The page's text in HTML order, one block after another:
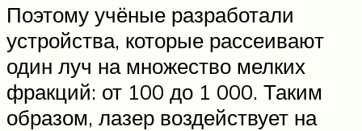
Поэтому учёные разработали
устройства, которые рассеивают
один луч на множество мелких
фракций: от 100 до 1 000. Таким
образом, лазер воздействует на